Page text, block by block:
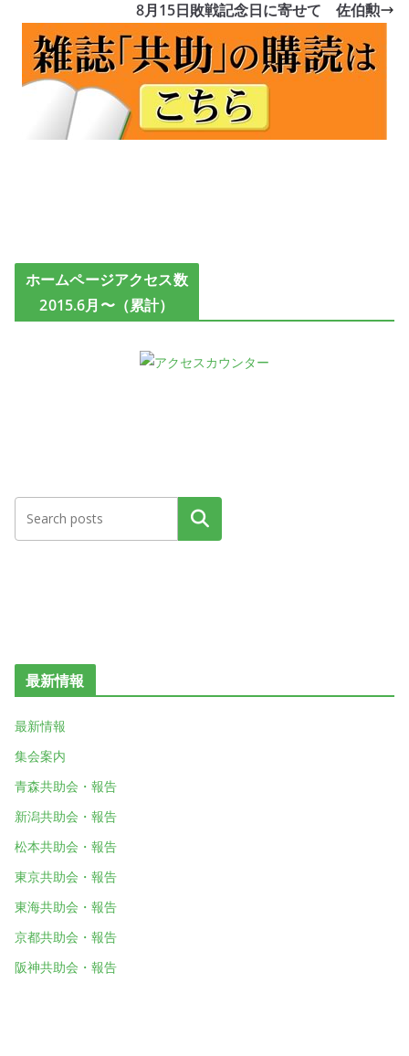
8月15日敗戦記念日に寄せて 佐伯勲
ホームページアクセス数
2015.6月〜（累計）
検索
最新情報
最新情報
集会案内
青森共助会・報告
新潟共助会・報告
松本共助会・報告
東京共助会・報告
東海共助会・報告
京都共助会・報告
阪神共助会・報告